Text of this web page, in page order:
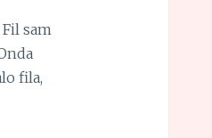
sam
fila,